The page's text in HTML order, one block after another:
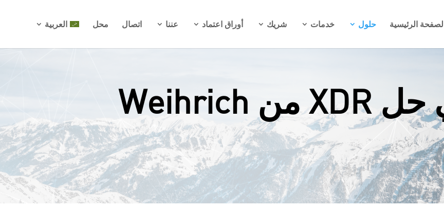
الرئيسية حلول خدمات شريك أوراق اعتماد عننا اتصال محل العربية
مرحبًا بكم في حل XDR من Weihrich